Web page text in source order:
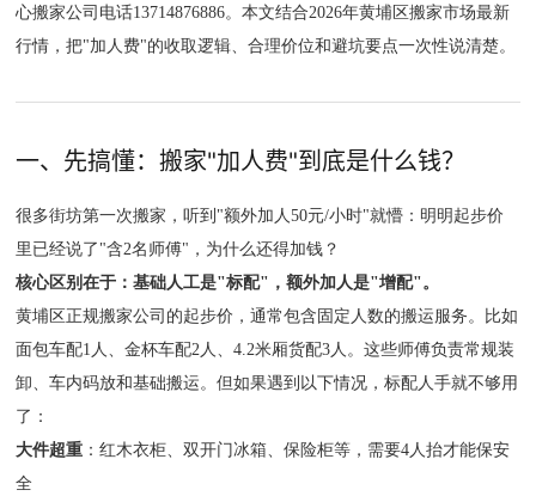
心搬家公司电话13714876886。本文结合2026年黄埔区搬家市场最新
行情，把"加人费"的收取逻辑、合理价位和避坑要点一次性说清楚。
一、先搞懂：搬家"加人费"到底是什么钱？
很多街坊第一次搬家，听到"额外加人50元/小时"就懵：明明起步价
里已经说了"含2名师傅"，为什么还得加钱？
核心区别在于：基础人工是"标配"，额外加人是"增配"。
黄埔区正规搬家公司的起步价，通常包含固定人数的搬运服务。比如
面包车配1人、金杯车配2人、4.2米厢货配3人。这些师傅负责常规装
卸、车内码放和基础搬运。但如果遇到以下情况，标配人手就不够用
了：
大件超重 ：红木衣柜、双开门冰箱、保险柜等，需要4人抬才能保安
全